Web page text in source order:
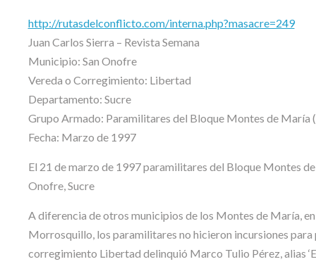
http://rutasdelconflicto.com/interna.php?masacre=249
Juan Carlos Sierra – Revista Semana
Municipio: San Onofre
Vereda o Corregimiento: Libertad
Departamento: Sucre
Grupo Armado: Paramilitares del Bloque Montes de María
Fecha: Marzo de 1997
El 21 de marzo de 1997 paramilitares del Bloque Montes
Onofre, Sucre
A diferencia de otros municipios de los Montes de María,
Morrosquillo, los paramilitares no hicieron incursiones para
corregimiento Libertad delinquió Marco Tulio Pérez, alias